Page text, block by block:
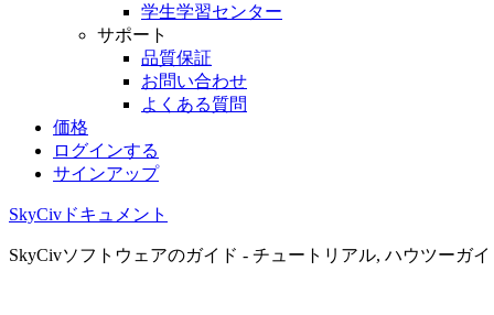
学生学習センター
サポート
品質保証
お問い合わせ
よくある質問
価格
ログインする
サインアップ
SkyCivドキュメント
SkyCivソフトウェアのガイド - チュートリアル, ハウツーガ